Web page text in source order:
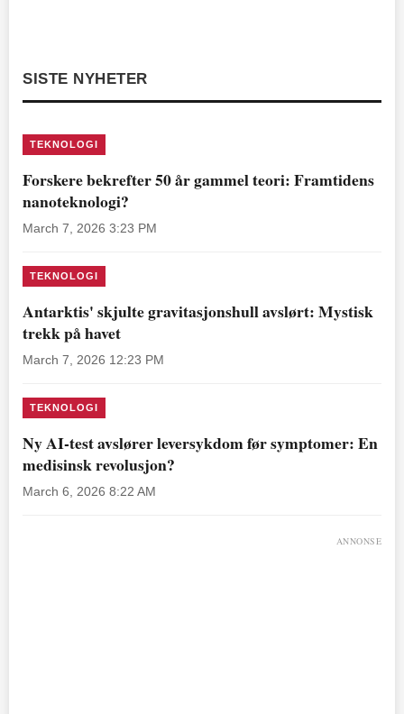
SISTE NYHETER
TEKNOLOGI
Forskere bekrefter 50 år gammel teori: Framtidens
nanoteknologi?
March 7, 2026 3:23 PM
TEKNOLOGI
Antarktis' skjulte gravitasjonshull avslørt: Mystisk
trekk på havet
March 7, 2026 12:23 PM
TEKNOLOGI
Ny AI-test avslører leversykdom før symptomer: En
medisinsk revolusjon?
March 6, 2026 8:22 AM
ANNONSE